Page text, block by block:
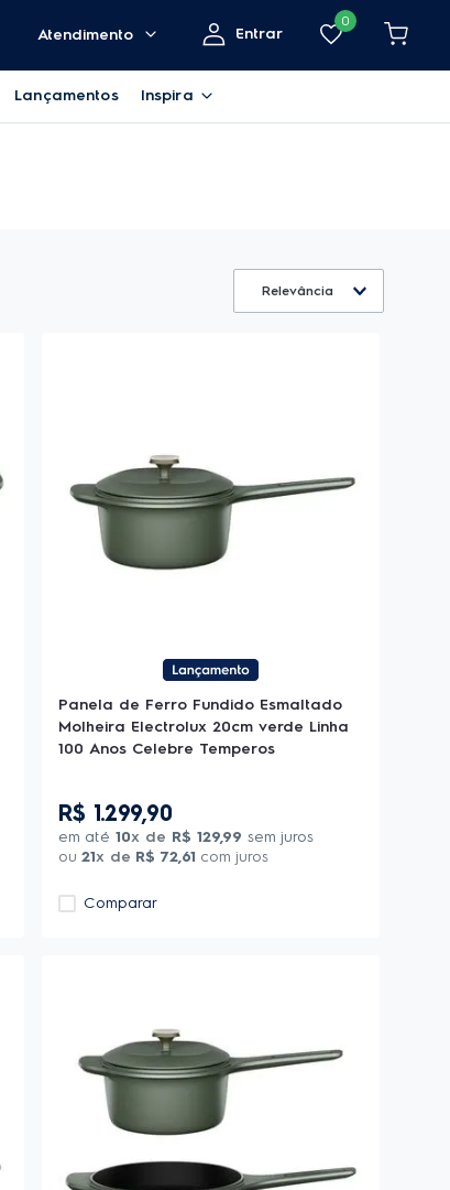
Atendimento
Entrar
0
Lançamentos Inspira
Relevância
Panela de Ferro Fundido Esmaltado
Molheira Electrolux 20cm verde Linha
100 Anos Celebre Temperos
R$ 1.299,90
em até 10x de R$ 129,99 sem juros
ou 21x de R$ 72,61 com juros
Comparar